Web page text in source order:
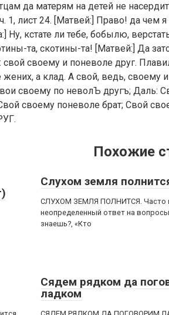
да матерям на детей не
1, лист 24. [Матвей:] Право! да чем
Ну, кстате ли тебе, бобылю,
та, скотины-та! [Матвей:] Да
свой своему и поневоле друг.
а клад. А свой, ведь, своему
своему по неволЪ другъ; Даль:
своему поневоле брат; Свой
Похожие
Слухом земля
СЛУХОМ ЗЕМЛЯ ПОЛНИТСЯ. Часто
неопределенный ответ на
знаешь?, «Кто
Сядем рядком да
ладком